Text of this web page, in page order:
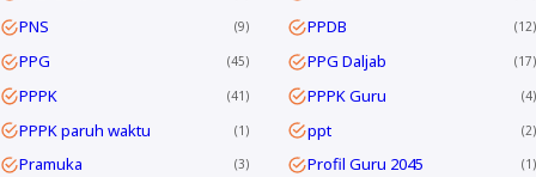
PNS 9 PPDB 12
PPG 45 PPG Daljab 17
PPPK 41 PPPK Guru 4
PPPK paruh waktu 1 ppt 2
Pramuka 3 Profil Guru 2045 1